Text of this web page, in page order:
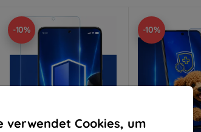
verwendet Cookies, um
-10% -10%